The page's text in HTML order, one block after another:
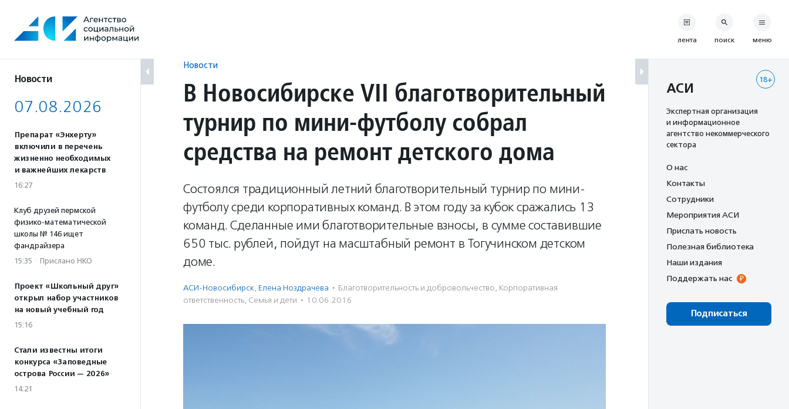
содержанию
Новости
07.08.2026
Препарат «Энхерту»
включили в перечень
жизненно необходимых
и важнейших лекарств
16:27
Клуб друзей пермской
физико-математической
школы № 146 ищет
фандрайзера
15:35 · Прислано НКО
Проект «Школьный друг»
открыл набор участников
на новый учебный год
15:16
Стали известны итоги
конкурса «Заповедные
острова России — 2026»
14:21
Новости
В Новосибирске VII благотворительный
турнир по мини-футболу собрал
средства на ремонт детского дома
Состоялся традиционный летний благотворительный турнир по мини-
футболу среди корпоративных команд. В этом году за кубок сражались 13
команд. Сделанные ими благотворительные взносы, в сумме составившие
650 тыс. рублей, пойдут на масштабный ремонт в Тогучинском детском
доме.
АСИ-Новосибирск, Елена Ноздрачева · Благотвори­тель­ность и доброволь­чест­во, Корпоративная
ответственность, Семья и дети · 10.06.2016
лента поиск меню
18+
АСИ
Экспертная организация
и информационное
агентство некоммерческого
сектора
О нас
Контакты
Сотрудники
Мероприятия АСИ
Прислать новость
Полезная библиотека
Наши издания
Поддержать нас
Подписаться